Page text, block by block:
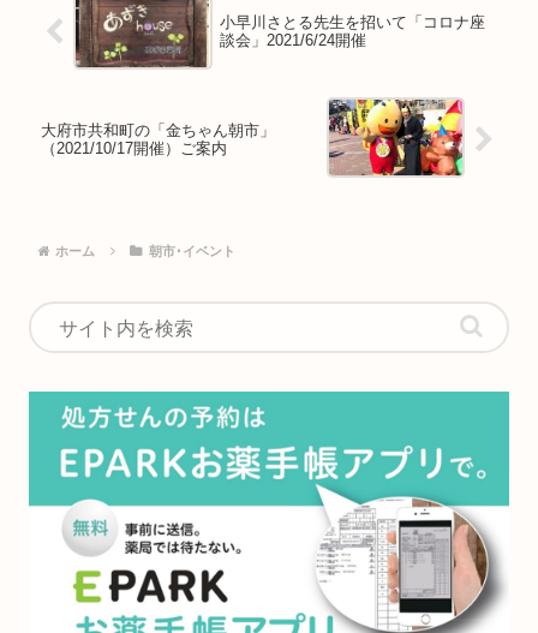
小早川さとる先生を招いて「コロナ座
談会」2021/6/24開催
大府市共和町の「金ちゃん朝市」
（2021/10/17開催）ご案内
ホーム 朝市･イベント